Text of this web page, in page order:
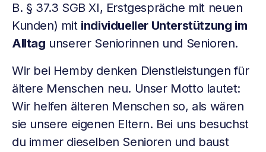
B. § 37.3 SGB XI, Erstgespräche mit neuen
Kunden) mit individueller Unterstützung im
Alltag unserer Seniorinnen und Senioren.
Wir bei Hemby denken Dienstleistungen für
ältere Menschen neu. Unser Motto lautet:
Wir helfen älteren Menschen so, als wären
sie unsere eigenen Eltern. Bei uns besuchst
du immer dieselben Senioren und baust